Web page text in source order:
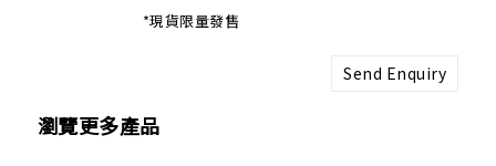
*現貨限量發售
Send Enquiry
瀏覽更多產品